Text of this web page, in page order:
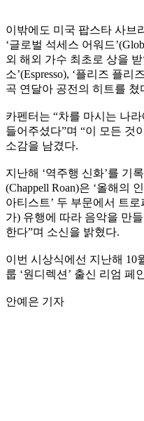
이밖에도 미국 팝스타 사브
‘글로벌 석세스 어워드
외 해외 가수 최초로 상을
소’(Espresso), ‘플리즈 플리
곡 연달아 공전의 히트를 쳤
카펜터는 “차를 마시는 나라
들어주셨다”며 “이 모든 것
소감을 남겼다.
지난해 ‘역주행 신화’를 기
(Chappell Roan)은 ‘올해의
아티스트’ 두 부문에서 트
가) 유행에 따라 음악을 만
한다”며 소신을 밝혔다.
이번 시상식에선 지난해 10
룹 ‘원디렉션’ 출신 리엄 페
안예은 기자